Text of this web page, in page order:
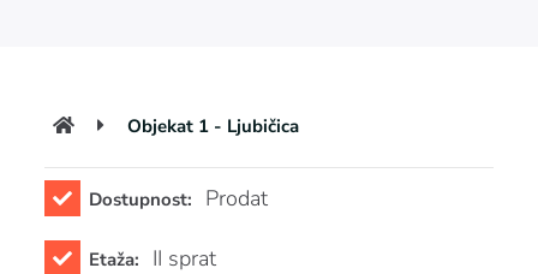
Objekat 1 - Ljubičica
Dostupnost: Prodat
Etaža: II sprat